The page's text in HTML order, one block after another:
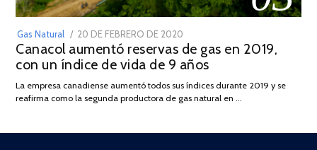
Gas Natural
POSTED
ON
20 DE FEBRERO DE 2020
DE
JULIO
2025
Canacol aumentó reservas de gas en 2019,
con un índice de vida de 9 años
La empresa canadiense aumentó todos sus índices durante 2019 y se
reafirma como la segunda productora de gas natural en …